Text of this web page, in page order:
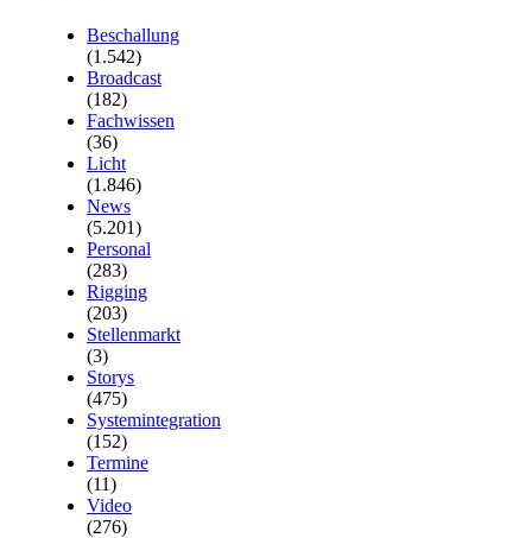
Beschallung
(1.542)
Broadcast
(182)
Fachwissen
(36)
Licht
(1.846)
News
(5.201)
Personal
(283)
Rigging
(203)
Stellenmarkt
(3)
Storys
(475)
Systemintegration
(152)
Termine
(11)
Video
(276)